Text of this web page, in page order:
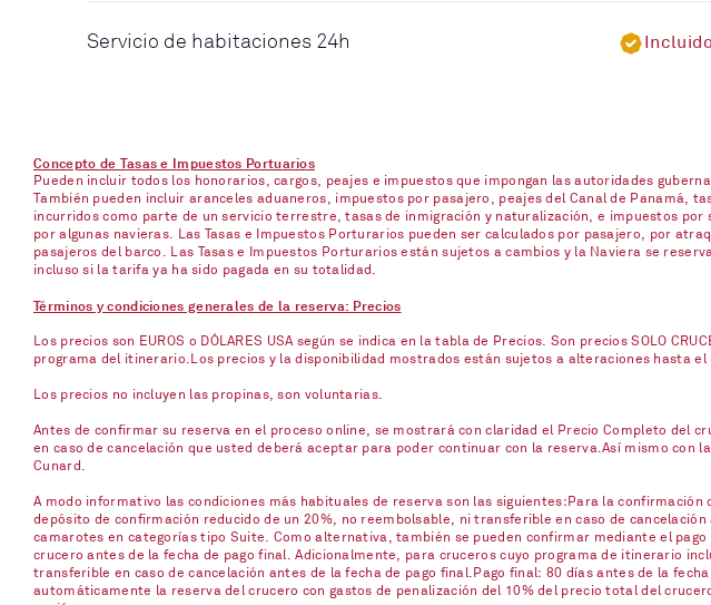
Servicio de habitaciones 24h
Concepto de Tasas e Impuestos Portuarios
Pueden incluir todos los honorarios, cargos, peajes e impuestos que impongan las autoridades
También pueden incluir aranceles aduaneros, impuestos por pasajero, peajes del Canal de Panamá,
incurridos como parte de un servicio terrestre, tasas de inmigración y naturalización, e impuestos
por algunas navieras. Las Tasas e Impuestos Porturarios pueden ser calculados por pasajero, por
pasajeros del barco. Las Tasas e Impuestos Porturarios están sujetos a cambios y la Naviera se
incluso si la tarifa ya ha sido pagada en su totalidad.
Términos y condiciones generales de la reserva: Precios
Los precios son EUROS o DÓLARES USA según se indica en la tabla de Precios. Son precios SOLO
programa del itinerario.Los precios y la disponibilidad mostrados están sujetos a alteraciones hasta
Los precios no incluyen las propinas, son voluntarias.
Antes de confirmar su reserva en el proceso online, se mostrará con claridad el Precio Completo del
en caso de cancelación que usted deberá aceptar para poder continuar con la reserva.Así mismo
Cunard.
A modo informativo las condiciones más habituales de reserva son las siguientes:Para la
depósito de confirmación reducido de un 20%, no reembolsable, ni transferible en caso de
camarotes en categorías tipo Suite. Como alternativa, también se pueden confirmar mediante el
crucero antes de la fecha de pago final. Adicionalmente, para cruceros cuyo programa de itinerario
transferible en caso de cancelación antes de la fecha de pago final.Pago final: 80 días antes de la
automáticamente la reserva del crucero con gastos de penalización del 10% del precio total del